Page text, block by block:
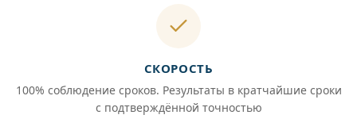
СКОРОСТЬ
100% соблюдение сроков. Результаты в кратчайшие сроки
с подтверждённой точностью